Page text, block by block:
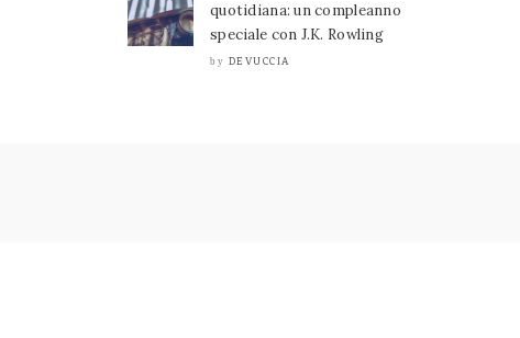
quotidiana: un compleanno
speciale con J.K. Rowling
by DEVUCCIA